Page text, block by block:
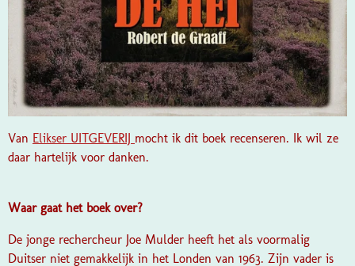
Van Elikser UITGEVERIJ mocht ik dit boek recenseren. Ik wil ze
daar hartelijk voor danken.
Waar gaat het boek over?
De jonge rechercheur Joe Mulder heeft het als voormalig
Duitser niet gemakkelijk in het Londen van 1963. Zijn vader is